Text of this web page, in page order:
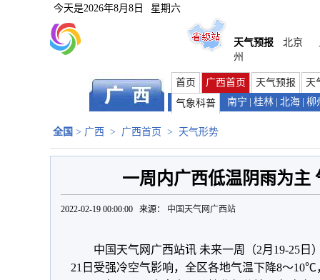
今天是2026年8月8日 星期六
天气预报 北京
州
首页 广西首页 天气预报
天
气象科普
南宁 桂林 北海 柳
全国 > 广西 > 广西首页 > 天气形势
一周内广西低温阴雨为主
2022-02-19 00:00:00 来源： 中国天气网广西站
中国天气网广西站讯 未来一周（2月19-25
21日受强冷空气影响，全区各地气温下降8～